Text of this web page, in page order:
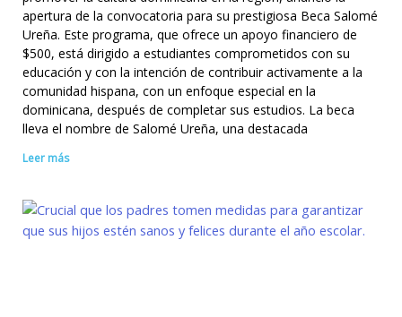
apertura de la convocatoria para su prestigiosa Beca Salomé
Ureña. Este programa, que ofrece un apoyo financiero de
$500, está dirigido a estudiantes comprometidos con su
educación y con la intención de contribuir activamente a la
comunidad hispana, con un enfoque especial en la
dominicana, después de completar sus estudios. La beca
lleva el nombre de Salomé Ureña, una destacada
Leer más